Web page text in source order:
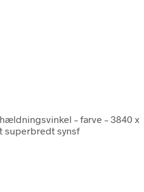
– farve – 3840 x
superbredt synsf